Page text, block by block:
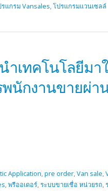
แกรม Vansales,โปรแกรมแวนเซลล์
ำเทคโนโลยีม
กงานขายผ่าน
Application,pre order,Van sale,
,พรีออเดอร์,ระบบขายเชื่อ หน่วยรถ,